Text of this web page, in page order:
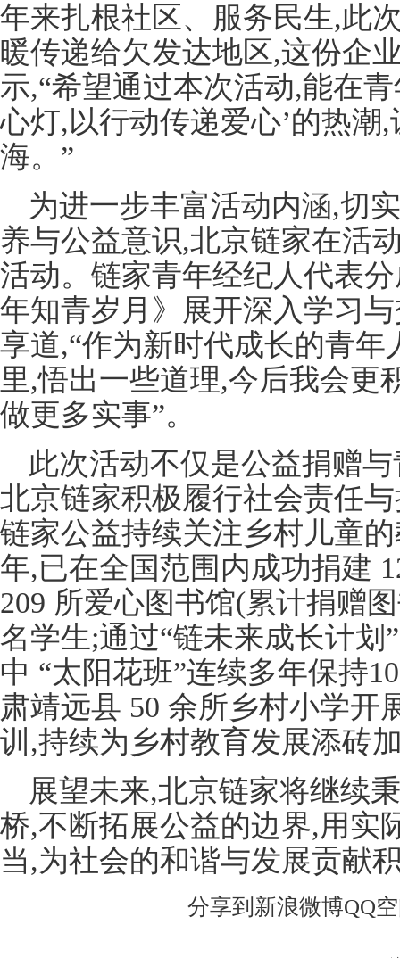
年来扎根社区、服务民生,此
暖传递给欠发达地区,这份企
示,“希望通过本次活动,能在
心灯,以行动传递爱心’的热潮
海。”
为进一步丰富活动内涵,切
养与公益意识,北京链家在活
活动。链家青年经纪人代表
年知青岁月》展开深入学习
享道,“作为新时代成长的青
里,悟出一些道理,今后我会更
做更多实事”。
此次活动不仅是公益捐赠
北京链家积极履行社会责任
链家公益持续关注乡村儿童
年,已在全国范围内成功捐建
209 所爱心图书馆(累计捐赠
名学生;通过“链未来成长计划
中 “太阳花班”连续多年保持
肃靖远县 50 余所乡村小学开
训,持续为乡村教育发展添砖
展望未来,北京链家将继续
桥,不断拓展公益的边界,用实
当,为社会的和谐与发展贡献
分享到 新浪微博QQ